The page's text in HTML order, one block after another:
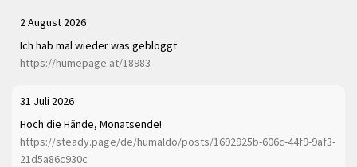
2 August 2026
Ich hab mal wieder was gebloggt:
https://humepage.at/18983
31 Juli 2026
Hoch die Hände, Monatsende!
https://steady.page/de/humaldo/posts/1692925b-606c-44f9-9af3-
21d5a86c930c